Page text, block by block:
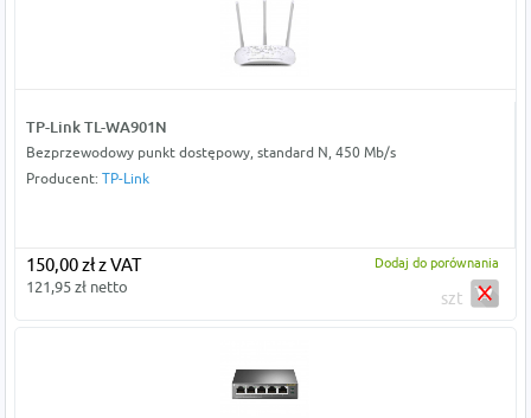
TP-Link TL-WA901N
Bezprzewodowy punkt dostępowy, standard N, 450 Mb/s
Producent: TP-Link
150,00 zł z VAT
121,95 zł netto
Dodaj do porównania
szt